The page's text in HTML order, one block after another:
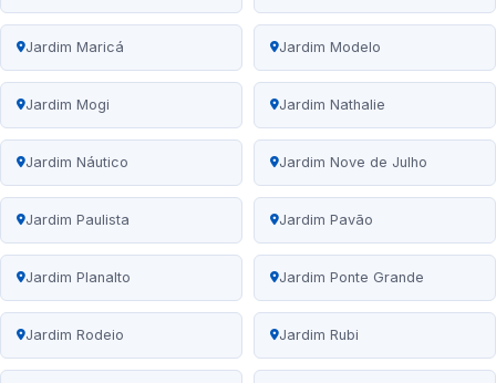
Jardim Maricá Jardim Modelo
Jardim Mogi Jardim Nathalie
Jardim Náutico Jardim Nove de Julho
Jardim Paulista Jardim Pavão
Jardim Planalto Jardim Ponte Grande
Jardim Rodeio Jardim Rubi